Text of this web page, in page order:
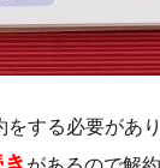
する必要があ